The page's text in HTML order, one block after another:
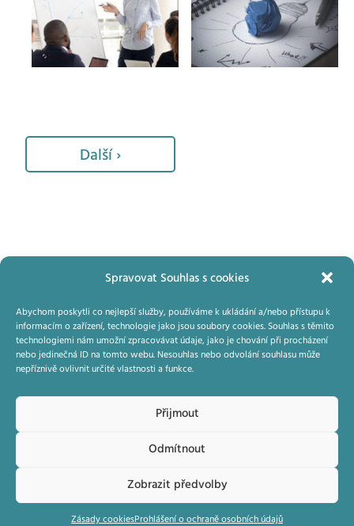
Spravovat Souhlas s cookies
Abychom poskytli co nejlepší služby, používáme k ukládání a/nebo přístupu k
informacím o zařízení, technologie jako jsou soubory cookies. Souhlas s těmito
technologiemi nám umožní zpracovávat údaje, jako je chování při procházení
nebo jedinečná ID na tomto webu. Nesouhlas nebo odvolání souhlasu může
nepříznivě ovlivnit určité vlastnosti a funkce.
Přijmout
Odmítnout
Zobrazit předvolby
Zásady cookiesProhlášení o ochraně osobních údajů
pro
Další ›
© 2014–2021 EDU-PRO Consulting, a.s.
T +420 380 424 403